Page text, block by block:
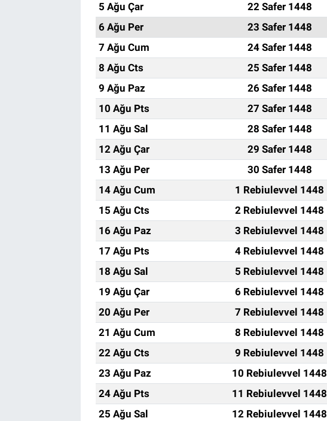
5 Ağu Çar
22 Safer 1448
6 Ağu Per
23 Safer 1448
7 Ağu Cum
24 Safer 1448
8 Ağu Cts
25 Safer 1448
9 Ağu Paz
26 Safer 1448
10 Ağu Pts
27 Safer 1448
11 Ağu Sal
28 Safer 1448
12 Ağu Çar
29 Safer 1448
13 Ağu Per
30 Safer 1448
14 Ağu Cum
1 Rebiulevvel 1448
15 Ağu Cts
2 Rebiulevvel 1448
16 Ağu Paz
3 Rebiulevvel 1448
17 Ağu Pts
4 Rebiulevvel 1448
18 Ağu Sal
5 Rebiulevvel 1448
19 Ağu Çar
6 Rebiulevvel 1448
20 Ağu Per
7 Rebiulevvel 1448
21 Ağu Cum
8 Rebiulevvel 1448
22 Ağu Cts
9 Rebiulevvel 1448
23 Ağu Paz
10 Rebiulevvel 1448
24 Ağu Pts
11 Rebiulevvel 1448
25 Ağu Sal
12 Rebiulevvel 1448